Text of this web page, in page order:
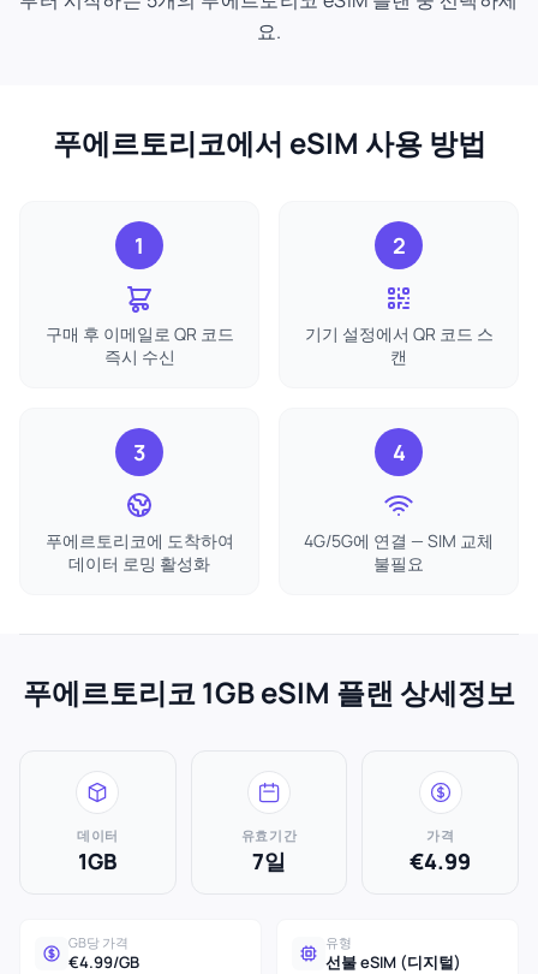
요.
푸에르토리코에서 eSIM 사용 방법
1
구매 후 이메일로 QR 코드
즉시 수신
2
기기 설정에서 QR 코드 스
캔
3
푸에르토리코에 도착하여
데이터 로밍 활성화
4
4G/5G에 연결 — SIM 교체
불필요
푸에르토리코 1GB eSIM 플랜 상세정보
데이터
1GB
유효기간
7일
가격
€4.99
GB당 가격
€4.99/GB
유형
선불 eSIM (디지털)